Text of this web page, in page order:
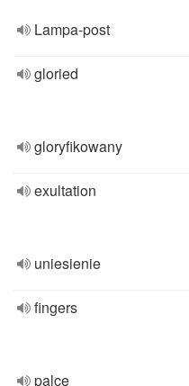
Lampa-post
gloried
gloryfikowany
exultation
uniesienie
fingers
palce